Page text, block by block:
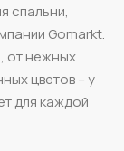
спальни,
Gomarkt.
от нежных
цветов – у
для каждой